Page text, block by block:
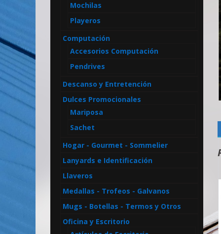
Mochilas
Playeros
Computación
Accesorios Computación
Pendrives
Descanso y Entretención
Dulces Promocionales
Mariposa
Sachet
Hogar - Gourmet - Sommelier
Lanyards e Identificación
Llaveros
Medallas - Trofeos - Galvanos
Mugs - Botellas - Termos y Otros
Oficina y Escritorio